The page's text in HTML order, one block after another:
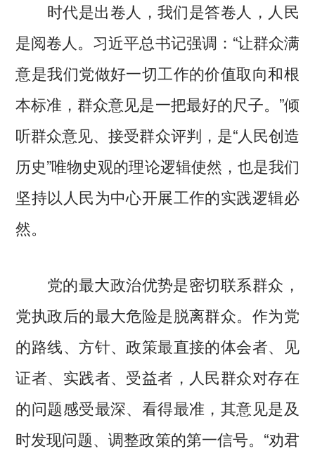
时代是出卷人，我们是答卷人，人民
是阅卷人。习近平总书记强调：“让群众满
意是我们党做好一切工作的价值取向和根
本标准，群众意见是一把最好的尺子。”倾
听群众意见、接受群众评判，是“人民创造
历史”唯物史观的理论逻辑使然，也是我们
坚持以人民为中心开展工作的实践逻辑必
然。
党的最大政治优势是密切联系群众，
党执政后的最大危险是脱离群众。作为党
的路线、方针、政策最直接的体会者、见
证者、实践者、受益者，人民群众对存在
的问题感受最深、看得最准，其意见是及
时发现问题、调整政策的第一信号。“劝君